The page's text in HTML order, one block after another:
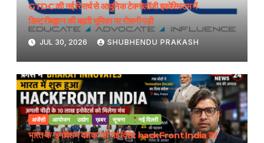
GTDC की नई रिसर्च से आधुनिक टेक्नोलॉजी इकोसिस्टम में
डिस्ट्रीब्यूशन की बढ़ती भूमिका पर रोशनी पड़ी
JUL 30, 2026 SHUBHENDU PRAKASH
अजेंसी आयोजन उद्योग ख़बर सूचना नई दिल्ली
भारत के ‘इनोवेशन दशक’ को नई दिशा: hackFront India का